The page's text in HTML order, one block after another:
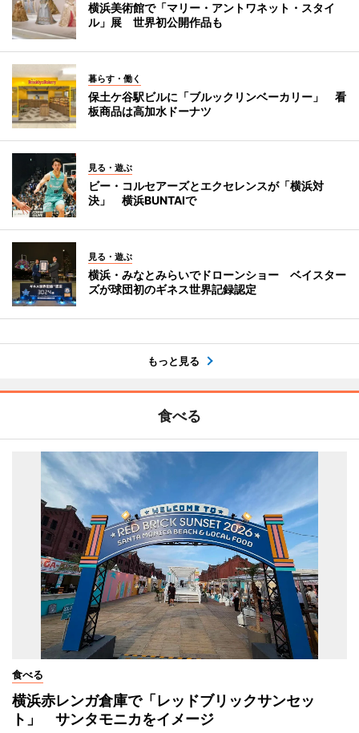
横浜美術館で「マリー・アントワネット・スタイ
ル」展 世界初公開作品も
暮らす・働く
保土ケ谷駅ビルに「ブルックリンベーカリー」 看
板商品は高加水ドーナツ
見る・遊ぶ
ビー・コルセアーズとエクセレンスが「横浜対
決」 横浜BUNTAIで
見る・遊ぶ
横浜・みなとみらいでドローンショー ベイスター
ズが球団初のギネス世界記録認定
もっと見る
食べる
食べる
横浜赤レンガ倉庫で「レッドブリックサンセッ
ト」 サンタモニカをイメージ